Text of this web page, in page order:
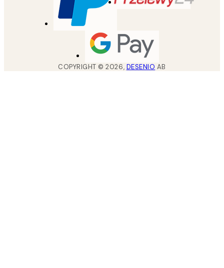
COPYRIGHT ©2026, DESENIO AB